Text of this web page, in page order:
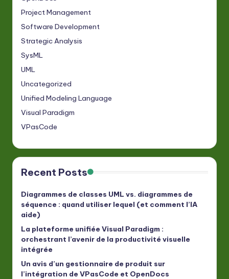
Project Management
Software Development
Strategic Analysis
SysML
UML
Uncategorized
Unified Modeling Language
Visual Paradigm
VPasCode
Recent Posts
Diagrammes de classes UML vs. diagrammes de
séquence : quand utiliser lequel (et comment l’IA
aide)
La plateforme unifiée Visual Paradigm :
orchestrant l’avenir de la productivité visuelle
intégrée
Un avis d’un gestionnaire de produit sur
l’intégration de VPasCode et OpenDocs